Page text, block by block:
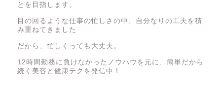
とを目指します。
目の回るような仕事の忙しさの中、自分なりの工夫を積
み重ねてきました
だから、忙しくっても大丈夫。
12時間勤務に負けなかったノウハウを元に、簡単だから
続く美容と健康テクを発信中！